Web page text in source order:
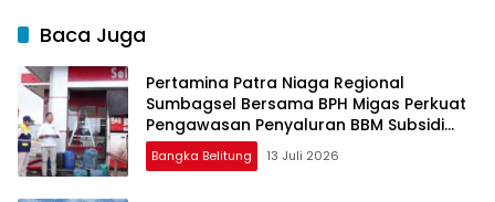
Baca Juga
Pertamina Patra Niaga Regional
Sumbagsel Bersama BPH Migas Perkuat
Pengawasan Penyaluran BBM Subsidi
bagi Nelayan melalui Aplikasi XSTAR
Bangka Belitung 13 Juli 2026